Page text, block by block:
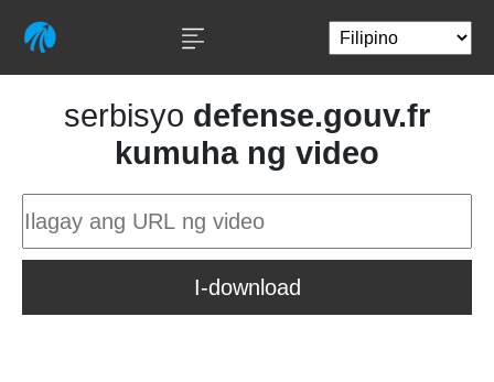
serbisyo defense.gouv.fr
kumuha ng video
I-download